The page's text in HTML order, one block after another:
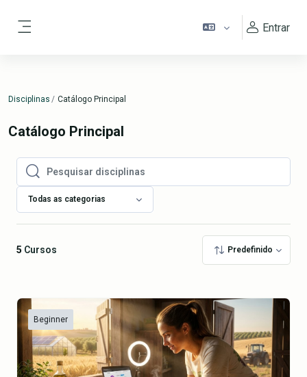
Entrar
Disciplinas Catálogo Principal
Catálogo Principal
Pesquisar disciplinas
Pesquisar disciplinas
Todas as categorias
5 Cursos Predefinido
Beginner